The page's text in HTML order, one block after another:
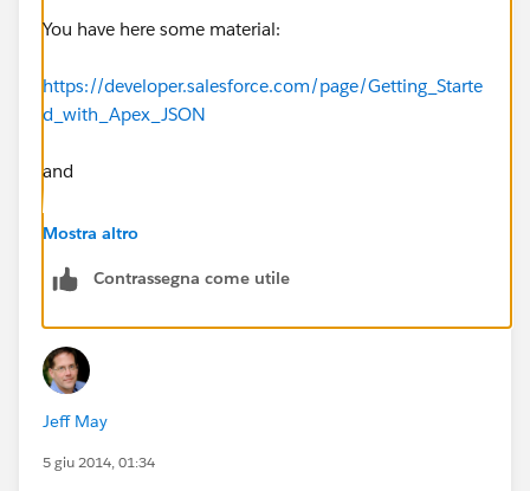
You have here some material:
https://developer.salesforce.com/page/Getting_Starte
d_with_Apex_JSON
and
http://www.salesforce.com/us/developer/docs/apexc
Mostra altro
Contrassegna come utile
Jeff May
5 giu 2014, 01:34